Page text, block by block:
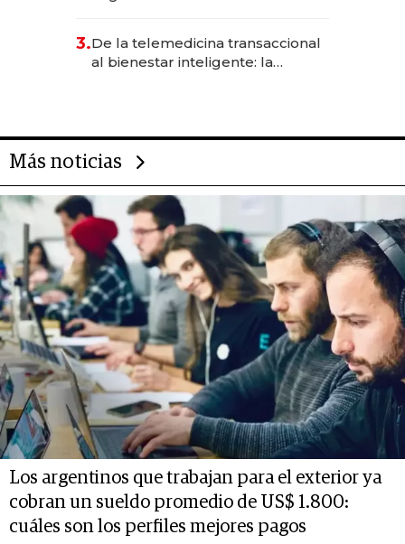
las marcas "fast premium"
3.De la telemedicina transaccional
al bienestar inteligente: la
Más noticias
Los argentinos que trabajan para el exterior ya
cobran un sueldo promedio de US$ 1.800:
cuáles son los perfiles mejores pagos